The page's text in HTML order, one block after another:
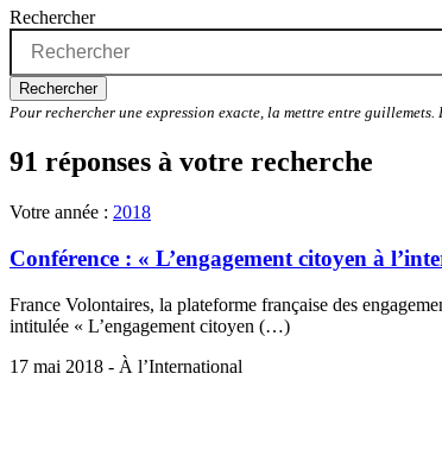
Rechercher
Rechercher
Pour rechercher une expression exacte, la mettre entre
91 réponses à votre recherche
Votre année : 2018
Conférence : « L’engagement citoyen à
France Volontaires, la plateforme française des
intitulée « L’engagement citoyen (…)
17 mai 2018 - À l’International